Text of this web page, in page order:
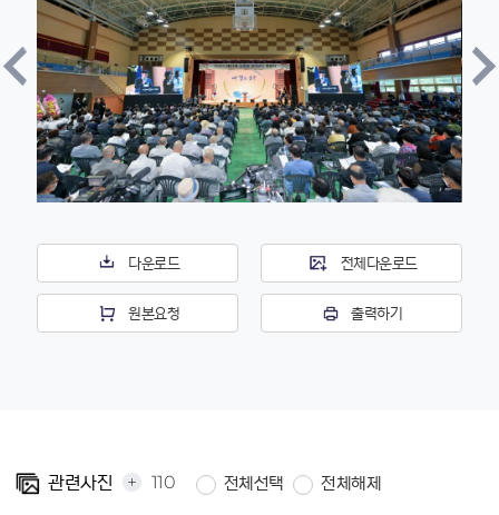
다운로드 전체다운로드
원본요청 출력하기
관련사진 + 110 전체선택 전체해제